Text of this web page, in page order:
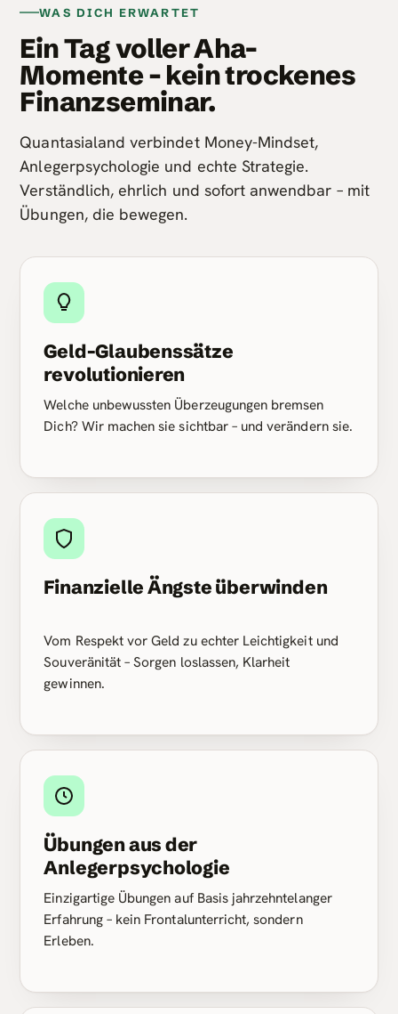
WAS DICH ERWARTET
Ein Tag voller Aha-
Momente – kein trockenes
Finanzseminar.
Quantasialand verbindet Money-Mindset,
Anlegerpsychologie und echte Strategie.
Verständlich, ehrlich und sofort anwendbar – mit
Übungen, die bewegen.
Geld-Glaubenssätze
revolutionieren
Welche unbewussten Überzeugungen bremsen
Dich? Wir machen sie sichtbar – und verändern sie.
Finanzielle Ängste überwinden
Vom Respekt vor Geld zu echter Leichtigkeit und
Souveränität – Sorgen loslassen, Klarheit
gewinnen.
Übungen aus der
Anlegerpsychologie
Einzigartige Übungen auf Basis jahrzehntelanger
Erfahrung – kein Frontalunterricht, sondern
Erleben.